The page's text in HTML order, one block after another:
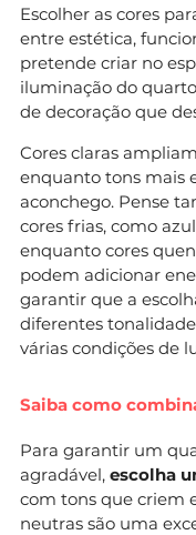
Escolher as cores
entre estética,
pretende criar no
iluminação do
de decoração que
Cores claras
enquanto tons mais
aconchego. Pense
cores frias, como
enquanto cores
podem adicionar
garantir que a
diferentes
várias condições de
Saiba como
Para garantir um
agradável, escolha
com tons que criem
neutras são uma